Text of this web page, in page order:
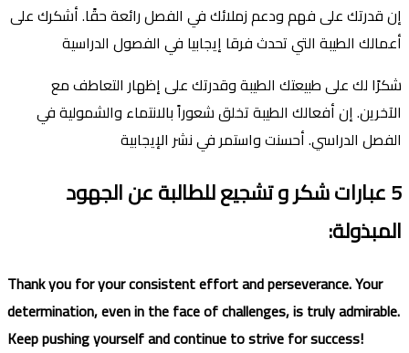
إن قدرتك على فهم ودعم زملائك في الفصل رائعة حقًا. أشكرك على
أعمالك الطيبة التي تحدث فرقا إيجابيا في الفصول الدراسية
شكرًا لك على طبيعتك الطيبة وقدرتك على إظهار التعاطف مع
الآخرين. إن أفعالك الطيبة تخلق شعوراً بالانتماء والشمولية في
الفصل الدراسي. أحسنت واستمر في نشر الإيجابية
5عبارات شكر و تشجيع للطالبةعن الجهود
المبذولة:
Thank you for your consistent effort and perseverance. Your
determination, even in the face of challenges, is truly admirable.
Keep pushing yourself and continue to strive for success!